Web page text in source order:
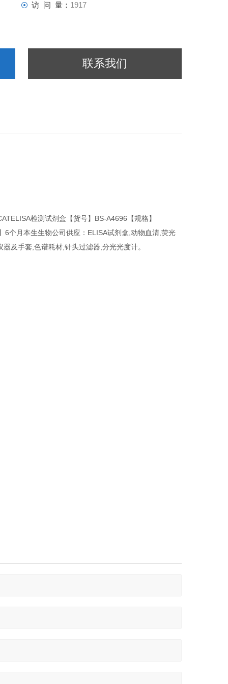
访 问 量： 1917
联系我们
检测试剂盒【货号】BS-A4696【规格】
6个月本生生物公司供应：ELISA试剂盒,动物血清,荧光
及手套,色谱耗材,针头过滤器,分光光度计。